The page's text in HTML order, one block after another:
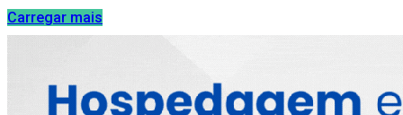
Carregar mais